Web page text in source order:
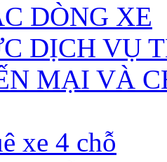
DÒNG XE
DỊCH VỤ
MẠI VÀ
xe 4 chỗ